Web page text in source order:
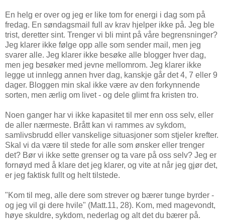
En helg er over og jeg er like tom for energi i dag som på
fredag. En søndagsmail full av krav hjelper ikke på. Jeg ble
trist, deretter sint. Trenger vi bli mint på våre begrensninger?
Jeg klarer ikke følge opp alle som sender mail, men jeg
svarer alle. Jeg klarer ikke besøke alle blogger hver dag,
men jeg besøker med jevne mellomrom. Jeg klarer ikke
legge ut innlegg annen hver dag, kanskje går det 4, 7 eller 9
dager. Bloggen min skal ikke være av den forkynnende
sorten, men ærlig om livet - og dele glimt fra kristen tro.
Noen ganger har vi ikke kapasitet til mer enn oss selv, eller
de aller nærmeste. Brått kan vi rammes av sykdom,
samlivsbrudd eller vanskelige situasjoner som stjeler krefter.
Skal vi da være til stede for alle som ønsker eller trenger
det? Bør vi ikke sette grenser og ta vare på oss selv? Jeg er
fornøyd med å klare det jeg klarer, og vite at når jeg gjør det,
er jeg faktisk fullt og helt tilstede.
"Kom til meg, alle dere som strever og bærer tunge byrder -
og jeg vil gi dere hvile" (Matt.11, 28). Kom, med magevondt,
høye skuldre, sykdom, nederlag og alt det du bærer på.